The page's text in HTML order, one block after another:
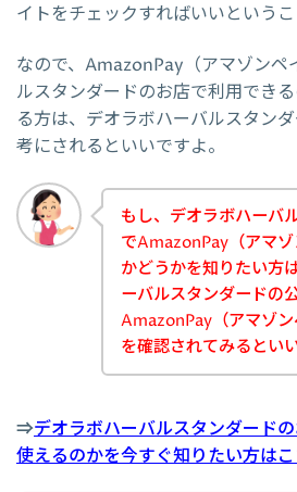
イトをチェックすればいいというこ
なので、AmazonPay（アマゾンペ
ルスタンダードのお店で利用でき
る方は、デオラボハーバルスタン
考にされるといいですよ。
もし、デオラボハーバ
でAmazonPay（アマ
かどうかを知りたい方
ーバルスタンダードの
AmazonPay（アマゾ
を確認されてみるとい
⇒デオラボハーバルスタンダード
使えるのかを今すぐ知りたい方は